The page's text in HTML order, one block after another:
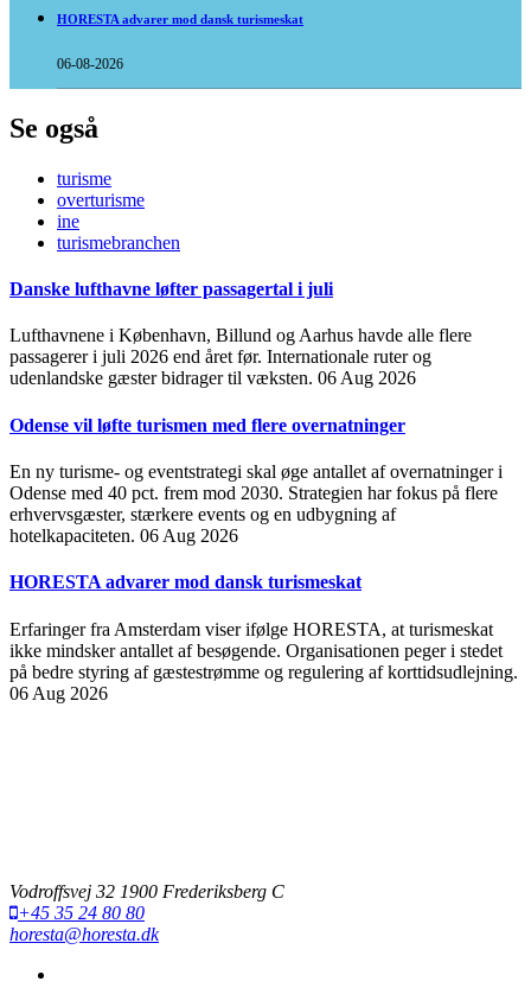
HORESTA advarer mod dansk turismeskat
06-08-2026
Se også
turisme
overturisme
ine
turismebranchen
Danske lufthavne løfter passagertal i juli
Lufthavnene i København, Billund og Aarhus havde alle flere
passagerer i juli 2026 end året før. Internationale ruter og
udenlandske gæster bidrager til væksten. 06 Aug 2026
Odense vil løfte turismen med flere overnatninger
En ny turisme- og eventstrategi skal øge antallet af overnatninger i
Odense med 40 pct. frem mod 2030. Strategien har fokus på flere
erhvervsgæster, stærkere events og en udbygning af
hotelkapaciteten. 06 Aug 2026
HORESTA advarer mod dansk turismeskat
Erfaringer fra Amsterdam viser ifølge HORESTA, at turismeskat
ikke mindsker antallet af besøgende. Organisationen peger i stedet
på bedre styring af gæstestrømme og regulering af korttidsudlejning.
06 Aug 2026
Vodroffsvej 32 1900 Frederiksberg C
+45 35 24 80 80
horesta@horesta.dk